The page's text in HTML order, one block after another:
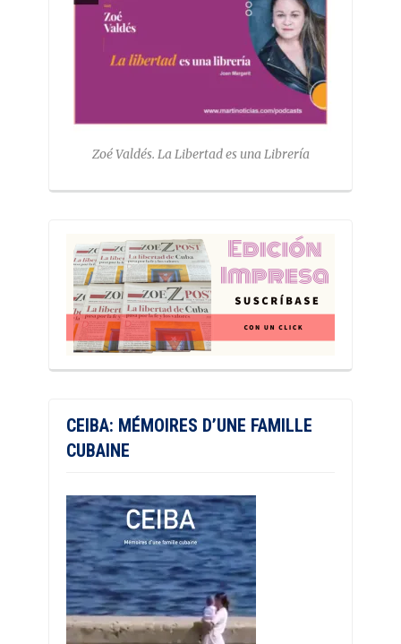
Zoé Valdés. La Libertad es una Librería
CEIBA: MÉMOIRES D’UNE FAMILLE
CUBAINE